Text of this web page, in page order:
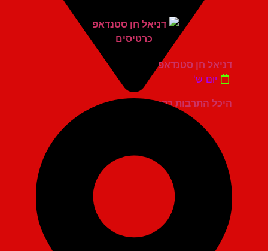
היכל התרבות כפר סבא
דניאל חן סטנדאפ
יום ש'